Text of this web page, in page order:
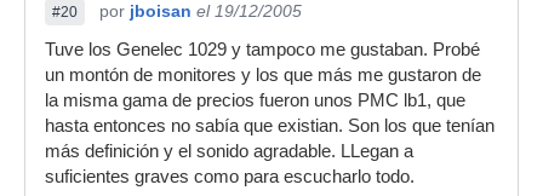
#20 por jboisan el 19/12/2005
Tuve los Genelec 1029 y tampoco me gustaban. Probé
un montón de monitores y los que más me gustaron de
la misma gama de precios fueron unos PMC lb1, que
hasta entonces no sabía que existian. Son los que tenían
más definición y el sonido agradable. LLegan a
suficientes graves como para escucharlo todo.